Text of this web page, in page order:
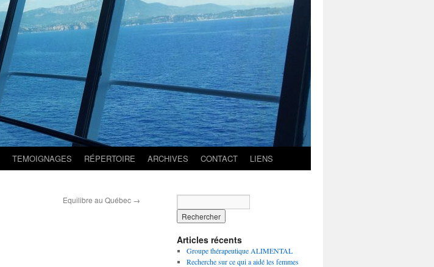
TEMOIGNAGES RÉPERTOIRE ARCHIVES CONTACT LIENS
Equilibre au Québec →
Articles récents
Groupe thérapeutique ALIMENTAL
Recherche sur ce qui a aidé les femmes